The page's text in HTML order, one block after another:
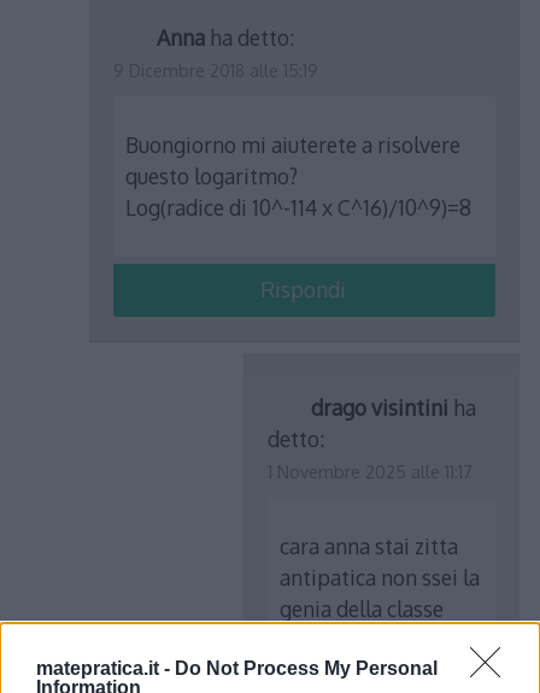
matepratica.it - Do Not Process My Personal
Information
Anna ha detto:
Buongiorno mi aiuterete a risolvere
questo logaritmo?
Log(radice di 10^-114 x C^16)/10^9)=8
Rispondi
drago visintini ha
detto:
1 Novembre 2025 alle 11:17
cara anna stai zitta
antipatica non ssei la
genia della classe